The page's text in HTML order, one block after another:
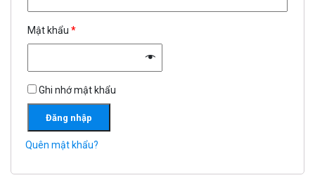
Mật khẩu *
Ghi nhớ mật khẩu
Đăng nhập
Quên mật khẩu?